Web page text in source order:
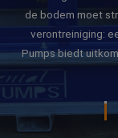
de bodem moet
verontreiniging:
Pumps biedt